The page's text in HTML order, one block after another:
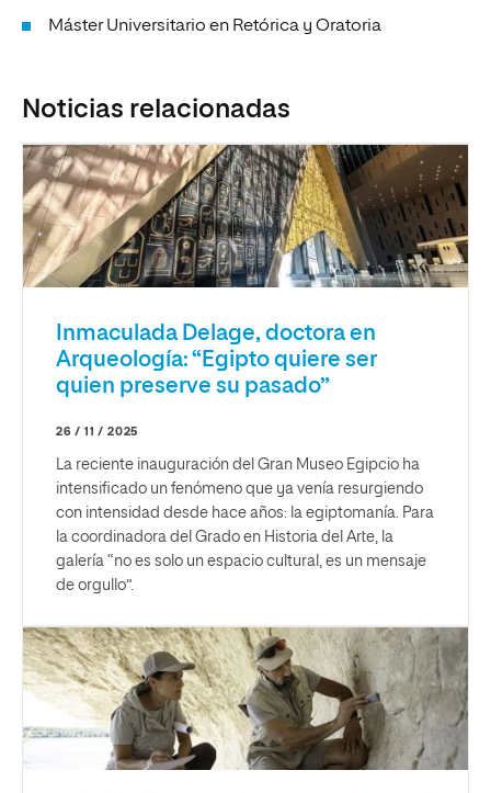
Máster Universitario en Retórica y Oratoria
Noticias relacionadas
Inmaculada Delage, doctora en
Arqueología: “Egipto quiere ser
quien preserve su pasado”
26 / 11 / 2025
La reciente inauguración del Gran Museo Egipcio ha
intensificado un fenómeno que ya venía resurgiendo
con intensidad desde hace años: la egiptomanía. Para
la coordinadora del Grado en Historia del Arte, la
galería “no es solo un espacio cultural, es un mensaje
de orgullo”.